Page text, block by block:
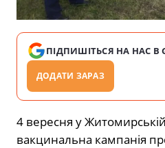
ПІДПИШІТЬСЯ НА НАС В
ДОДАТИ ЗАРАЗ
4 вересня у Житомирській
вакцинальна кампанія